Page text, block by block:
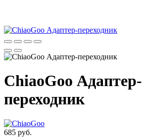
ChiaoGoo Адаптер-
переходник
685 руб.